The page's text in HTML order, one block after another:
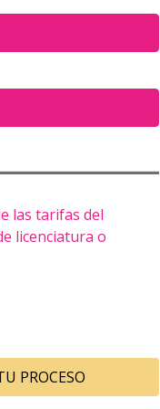
las tarifas del
licenciatura o
PROCESO